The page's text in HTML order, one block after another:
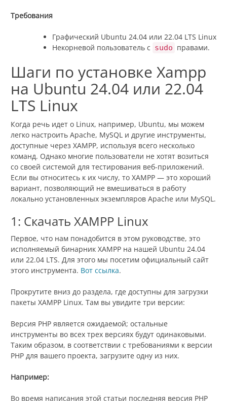
Требования
Графический Ubuntu 24.04 или 22.04 LTS Linux
Некорневой пользователь с sudo правами.
Шаги по установке Xampp
на Ubuntu 24.04 или 22.04
LTS Linux
Когда речь идет о Linux, например, Ubuntu, мы можем
легко настроить Apache, MySQL и другие инструменты,
доступные через XAMPP, используя всего несколько
команд. Однако многие пользователи не хотят возиться
со своей системой для тестирования веб-приложений.
Если вы относитесь к их числу, то XAMPP — это хороший
вариант, позволяющий не вмешиваться в работу
локально установленных экземпляров Apache или MySQL.
1: Скачать XAMPP Linux
Первое, что нам понадобится в этом руководстве, это
исполняемый бинарник XAMPP на нашей Ubuntu 24.04
или 22.04 LTS. Для этого мы посетим официальный сайт
этого инструмента. Вот ссылка.
Прокрутите вниз до раздела, где доступны для загрузки
пакеты XAMPP Linux. Там вы увидите три версии:
Версия PHP является ожидаемой; остальные
инструменты во всех трех версиях будут одинаковыми.
Таким образом, в соответствии с требованиями к версии
PHP для вашего проекта, загрузите одну из них.
Например:
Во время написания этой статьи последняя версия PHP